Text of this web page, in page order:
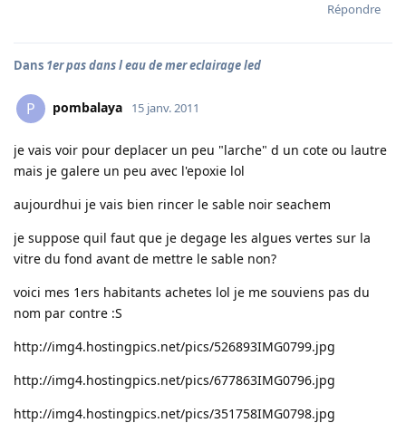
Répondre
Dans 1er pas dans l eau de mer eclairage led
P pombalaya 15 janv. 2011
je vais voir pour deplacer un peu "larche" d un cote ou lautre
mais je galere un peu avec l'epoxie lol
aujourdhui je vais bien rincer le sable noir seachem
je suppose quil faut que je degage les algues vertes sur la
vitre du fond avant de mettre le sable non?
voici mes 1ers habitants achetes lol je me souviens pas du
nom par contre :S
http://img4.hostingpics.net/pics/526893IMG0799.jpg
http://img4.hostingpics.net/pics/677863IMG0796.jpg
http://img4.hostingpics.net/pics/351758IMG0798.jpg